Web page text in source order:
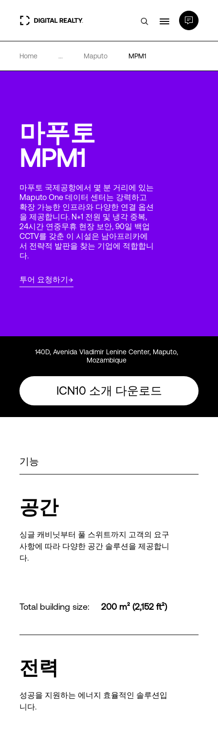
데이터 센터
파트너
전문성 및 리소스
소개
Language
로그인
Home ... Maputo MPM1
마푸토
MPM1
마푸토 국제공항에서 몇 분 거리에 있는
Maputo One 데이터 센터는 강력하고
확장 가능한 인프라와 다양한 연결 옵션
을 제공합니다. N+1 전원 및 냉각 중복,
24시간 연중무휴 현장 보안, 90일 백업
CCTV를 갖춘 이 시설은 남아프리카에
서 전략적 발판을 찾는 기업에 적합합니
다.
투어 요청하기
140D, Avenida Vladimir Lenine Center, Maputo,
Mozambique
ICN10 소개 다운로드
기능
공간
싱글 캐비닛부터 풀 스위트까지 고객의 요구
사항에 따라 다양한 공간 솔루션을 제공합니
다.
Total building size: 200 m² (2,152 ft²)
전력
성공을 지원하는 에너지 효율적인 솔루션입
니다.